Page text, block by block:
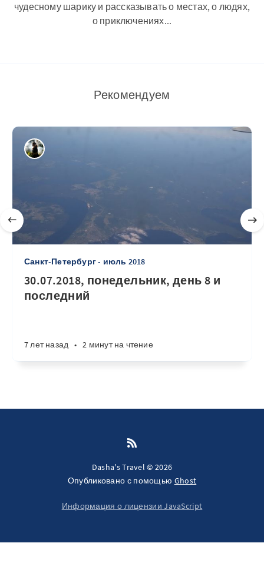
чудесному шарику и рассказывать о местах, о людях,
о приключениях...
Рекомендуем
Санкт-Петербург - июль 2018
30.07.2018, понедельник, день 8 и
последний
7 лет назад • 2 минут на чтение
Dasha's Travel © 2026
Опубликовано с помощью Ghost
Информация о лицензии JavaScript